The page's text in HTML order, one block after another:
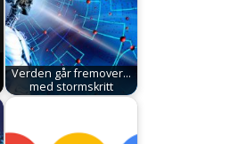
Verden går fremover...
med stormskritt